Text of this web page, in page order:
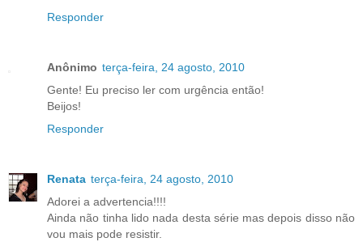
Responder
Anônimo terça-feira, 24 agosto, 2010
Gente! Eu preciso ler com urgência então!
Beijos!
Responder
Renata terça-feira, 24 agosto, 2010
Adorei a advertencia!!!!
Ainda não tinha lido nada desta série mas depois disso não
vou mais pode resistir.